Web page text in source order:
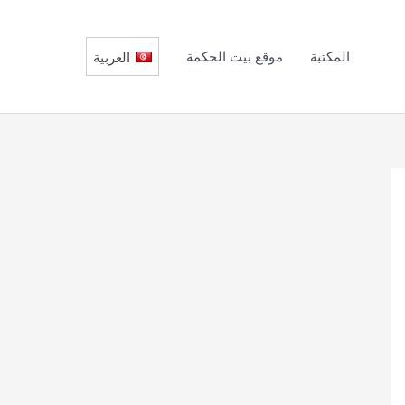
المكتبة موقع بيت الحكمة العربية